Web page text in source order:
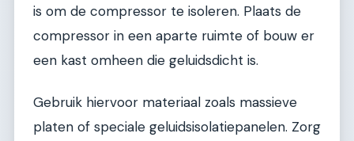
is om de compressor te isoleren. Plaats de
compressor in een aparte ruimte of bouw er
een kast omheen die geluidsdicht is.
Gebruik hiervoor materiaal zoals massieve
platen of speciale geluidsisolatiepanelen. Zorg